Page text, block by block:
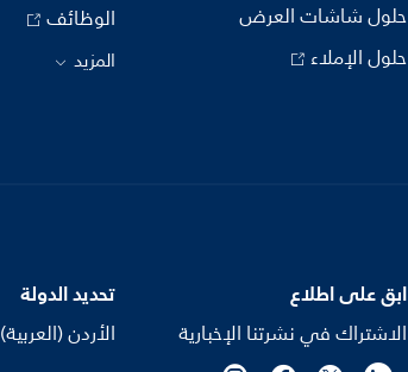
حلول شاشات العرض
حلول الإملاء
الوظائف
المزيد
ابق على اطلاع
الاشتراك في نشرتنا الإخبارية
تحديد الدولة
الأردن (العربية)